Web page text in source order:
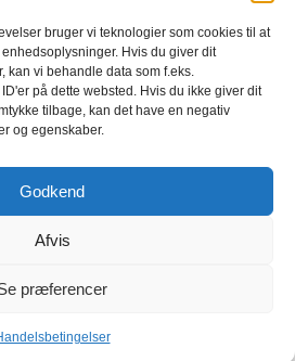
bruger vi teknologier som cookies til at
Hvis du giver dit
kan vi behandle data som f.eks.
på dette websted. Hvis du ikke giver dit
tilbage, kan det have en negativ
og egenskaber.
Godkend
Afvis
præferencer
SimonHolst.dk©
is copyrighted to SimonHolst.dk©